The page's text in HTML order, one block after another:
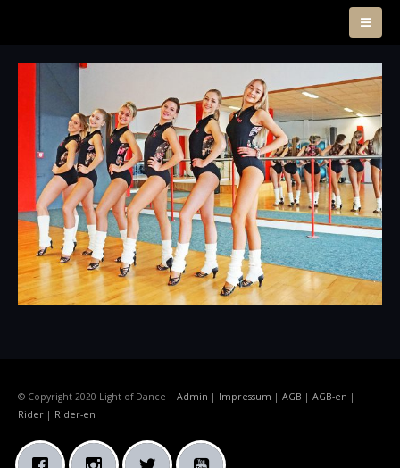
© Copyright 2020 Light of Dance | Admin | Impressum | AGB | AGB-en |
Rider | Rider-en